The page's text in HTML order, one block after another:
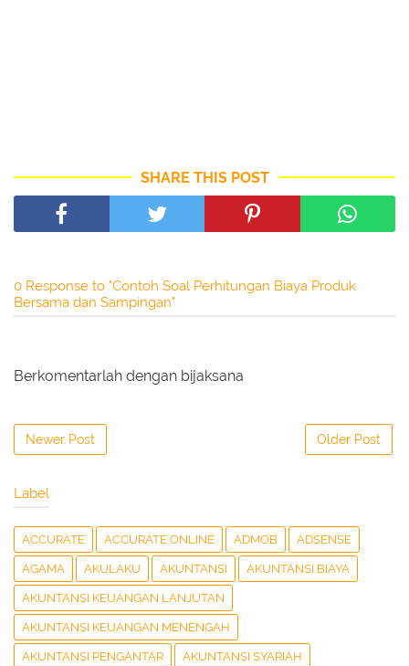
SHARE THIS POST
0 Response to "Contoh Soal Perhitungan Biaya Produk
Bersama dan Sampingan"
Berkomentarlah dengan bijaksana
Newer Post Older Post
Label
ACCURATE ACCURATE ONLINE ADMOB ADSENSE
AGAMA AKULAKU AKUNTANSI AKUNTANSI BIAYA
AKUNTANSI KEUANGAN LANJUTAN
AKUNTANSI KEUANGAN MENENGAH
AKUNTANSI PENGANTAR AKUNTANSI SYARIAH